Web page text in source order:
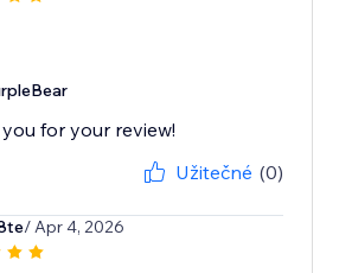
for your review!
Užitečné (0)
/ Apr 4, 2026